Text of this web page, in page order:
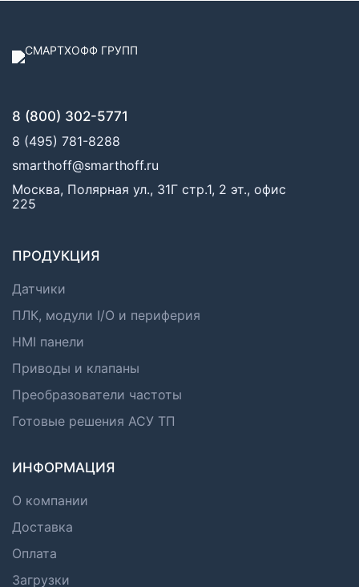
8 (800) 302-5771
8 (495) 781-8288
smarthoff@smarthoff.ru
Москва, Полярная ул., 31Г стр.1, 2 эт., офис
225
ПРОДУКЦИЯ
Датчики
ПЛК, модули I/O и периферия
HMI панели
Приводы и клапаны
Преобразователи частоты
Готовые решения АСУ ТП
ИНФОРМАЦИЯ
О компании
Доставка
Оплата
Загрузки